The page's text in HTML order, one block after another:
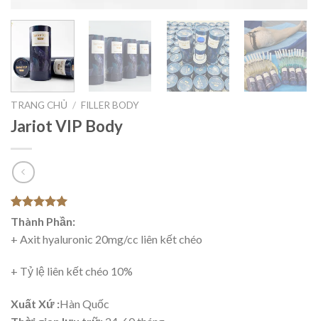
TRANG CHỦ / FILLER BODY
Jariot VIP Body
5.00trên 5
dựa trên
1
đánh giá
Thành Phần:
+ Axit hyaluronic 20mg/cc liên kết chéo
+ Tỷ lệ liên kết chéo 10%
Xuất Xứ :Hàn Quốc